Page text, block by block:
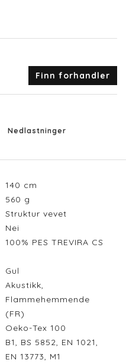
Finn forhandler
Nedlastninger
140 cm
560 g
Struktur vevet
Nei
100% PES TREVIRA CS
Gul
Akustikk,
Flammehemmende
(FR)
Oeko-Tex 100
B1, BS 5852, EN 1021,
EN 13773, M1